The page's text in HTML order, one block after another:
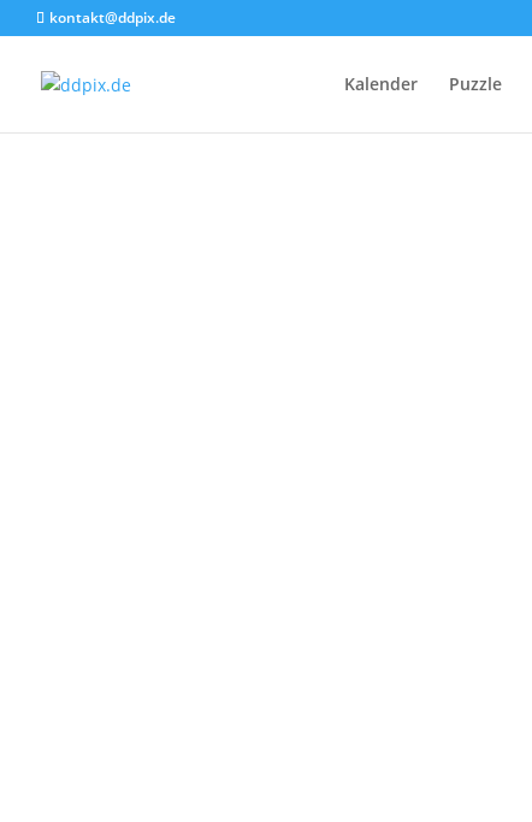
kontakt@ddpix.de
Kalender Puzzle